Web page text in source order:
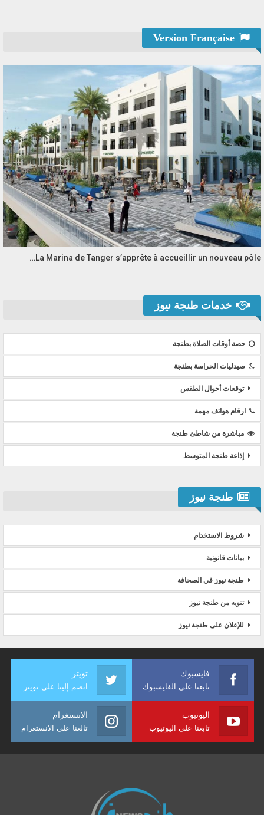
La Marina de Tanger s’apprête à accueillir un nouveau pôle…
خدمات طنجة نيوز
حصة أوقات الصلاة بطنجة
صيدليات الحراسة بطنجة
توقعات أحوال الطقس
ارقام هواتف مهمة
مباشرة من شاطئ طنجة
إذاعة طنجة المتوسط
طنجة نيوز
شروط الاستخدام
بيانات قانونية
طنجة نيوز في الصحافة
تنويه من طنجة نيوز
للإعلان على طنجة نيوز
فايسبوك
تابعنا على الفايسبوك
تويتر
انضم إلينا على تويتر
اليوتيوب
تابعنا على اليوتيوب
الانستغرام
تالعنا على الانستغرام